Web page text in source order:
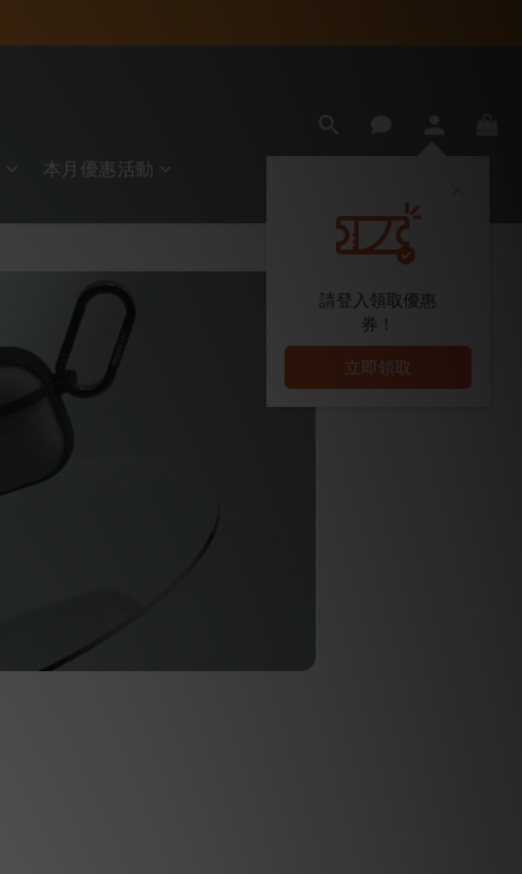
請登入領取優惠
券！
立即領取
本月優惠活動